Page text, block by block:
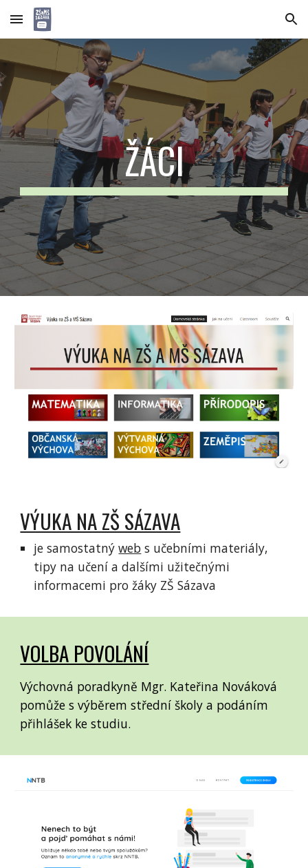
Skip to main content Skip to navigation
ŽÁCI
VÝUKA NA ZŠ SÁZAVA
je samostatnýweb s učebními materiály,
tipy na učení a dalšími užitečnými
informacemi pro žáky ZŠ Sázava
VOLBA POVOLÁNÍ
Výchovná poradkyně Mgr. Kateřina Nováková
pomůže s výběrem střední školy a podáním
přihlášek ke studiu.